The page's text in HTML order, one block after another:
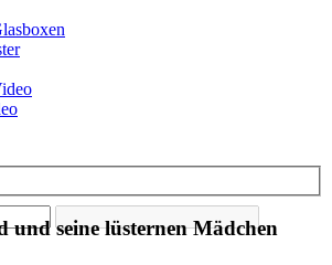
und seine lüsternen Mädchen